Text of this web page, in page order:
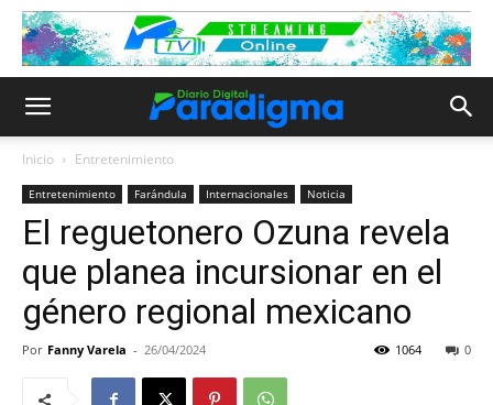
Inicio Entretenimiento
Entretenimiento Farándula Internacionales Noticia
El reguetonero Ozuna revela
que planea incursionar en el
género regional mexicano
Por Fanny Varela - 26/04/2024 0
1064